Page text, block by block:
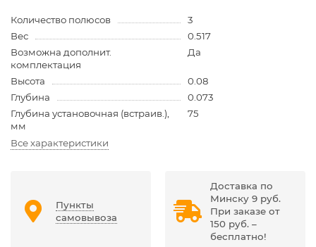
Количество полюсов
3
Вес
0.517
Возможна дополнит.
комплектация
Да
Высота
0.08
Глубина
0.073
Глубина установочная (встраив.),
мм
75
Все характеристики
Пункты
самовывоза
Доставка по
Минску 9 руб.
При заказе от
150 руб. –
бесплатно!